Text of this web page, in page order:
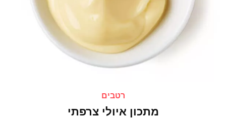
רטבים
מתכון איולי צרפתי